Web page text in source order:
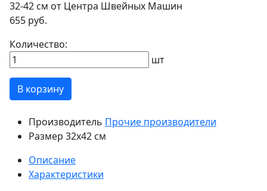
655 руб.
Количество:
шт
В корзину
Производитель Прочие производители
Размер 32х42 см
Описание
Характеристики